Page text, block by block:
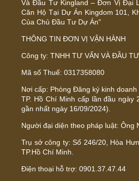
Và Đầu Tư Kingland – Đơn Vị Đại
Căn Hộ Tại Dự Án Kingdom 101,
Của Chủ Đầu Tư Dự Án"
THÔNG TIN ĐƠN VỊ VẬN HÀNH
Công ty: TNHH TƯ VẤN VÀ ĐẦU
Mã số Thuế: 0317358080
Nơi cấp: Phòng Đăng ký kinh
TP. Hồ Chí Minh cấp lần đầu ngày
gần nhất ngày 16/09/2024).
Người đại diện theo pháp luật: Ông
Trụ sở công ty: Số 246/20, Hòa
TP.Hồ Chí Minh.
Điện thoại hỗ trợ: 0901.37.47.44